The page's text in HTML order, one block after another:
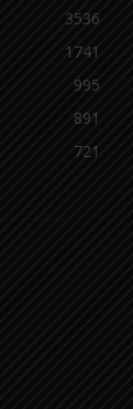
3536
1741
995
891
721